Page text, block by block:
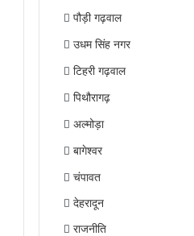
पौड़ी गढ़वाल
उधम सिंह नगर
टिहरी गढ़वाल
पिथौरागढ़
अल्मोड़ा
बागेश्वर
चंपावत
देहरादून
राजनीति